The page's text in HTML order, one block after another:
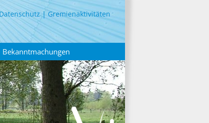
Gremienaktivitäten
Bekanntmachungen